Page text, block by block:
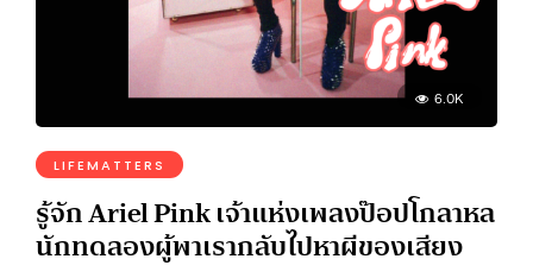
6.0K
LIFEMATTERS
รู้จัก Ariel Pink เจ้าแห่งเพลงป๊อปโกลาหล
นักทดลองผู้พาเรากลับไปหาผีของเสียง